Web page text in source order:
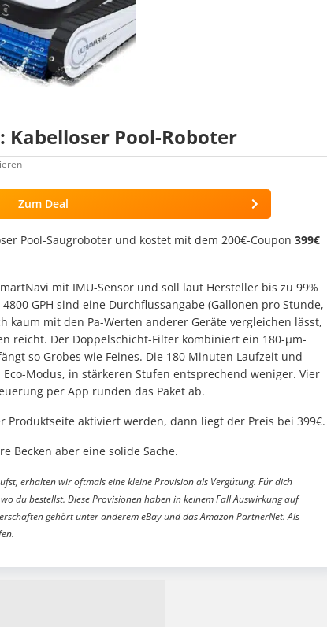
Kabelloser Pool-Roboter
Zum Deal
Pool-Saugroboter und kostet mit dem 200€-Coupon 399€
mit IMU-Sensor und soll laut Hersteller bis zu 99%
GPH sind eine Durchflussangabe (Gallonen pro Stunde,
kaum mit den Pa-Werten anderer Geräte vergleichen lässt,
reicht. Der Doppelschicht-Filter kombiniert ein 180-μm-
so Grobes wie Feines. Die 180 Minuten Laufzeit und
Modus, in stärkeren Stufen entsprechend weniger. Vier
per App runden das Paket ab.
Produktseite aktiviert werden, dann liegt der Preis bei 399€.
Becken aber eine solide Sache.
erhalten wir oftmals eine kleine Provision als Vergütung. Für dich
du bestellst. Diese Provisionen haben in keinem Fall Auswirkung auf
gehört unter anderem eBay und das Amazon PartnerNet. Als